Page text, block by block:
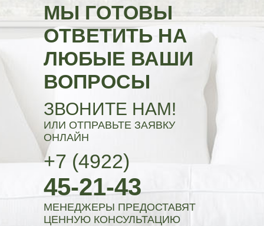
МЫ ГОТОВЫ
ОТВЕТИТЬ НА
ЛЮБЫЕ ВАШИ
ВОПРОСЫ
ЗВОНИТЕ НАМ!
ИЛИ ОТПРАВЬТЕ ЗАЯВКУ
ОНЛАЙН
+7 (4922)
45-21-43
МЕНЕДЖЕРЫ ПРЕДОСТАВЯТ
ЦЕННУЮ КОНСУЛЬТАЦИЮ